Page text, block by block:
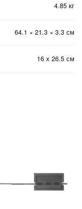
4.85 кг
64.1 × 21.3 × 3.3 см
16 х 26.5 см